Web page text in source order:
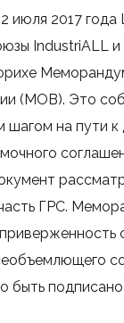
июля 2017
IndustriALL и
(МОВ). Это
шагом на пути
ГРС.
быть подписано